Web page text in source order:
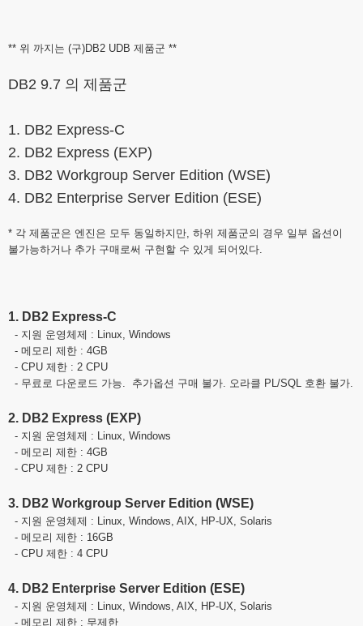
** 위 까지는 (구)DB2 UDB 제품군 **
DB2 9.7 의 제품군
1. DB2 Express-C
2. DB2 Express (EXP)
3. DB2 Workgroup Server Edition (WSE)
4. DB2 Enterprise Server Edition (ESE)
* 각 제품군은 엔진은 모두 동일하지만, 하위 제품군의 경우 일부 옵션이
불가능하거나 추가 구매로써 구현할 수 있게 되어있다.
1. DB2 Express-C
- 지원 운영체제 : Linux, Windows
- 메모리 제한 : 4GB
- CPU 제한 : 2 CPU
- 무료로 다운로드 가능. 추가옵션 구매 불가. 오라클 PL/SQL 호환 불가.
2. DB2 Express (EXP)
- 지원 운영체제 : Linux, Windows
- 메모리 제한 : 4GB
- CPU 제한 : 2 CPU
3. DB2 Workgroup Server Edition (WSE)
- 지원 운영체제 : Linux, Windows, AIX, HP-UX, Solaris
- 메모리 제한 : 16GB
- CPU 제한 : 4 CPU
4. DB2 Enterprise Server Edition (ESE)
- 지원 운영체제 : Linux, Windows, AIX, HP-UX, Solaris
- 메모리 제한 : 무제한